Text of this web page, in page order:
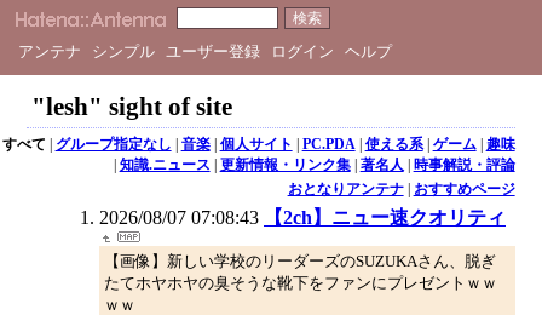
アンテナ シンプル ユーザー登録 ログイン ヘルプ
"lesh" sight of site
すべて | グループ指定なし | 音楽| 個人サイト | PC.PDA| 使える系| ゲーム| 趣味
| 知識.ニュース | 更新情報・リンク集| 著名人 | 時事解説・評論
おとなりアンテナ| おすすめページ
2026/08/07 07:08:43 【2ch】ニュー速クオリティ
【画像】新しい学校のリーダーズのSUZUKAさん、脱ぎ
たてホヤホヤの臭そうな靴下をファンにプレゼントｗｗ
ｗｗ